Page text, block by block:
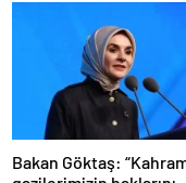
Bakan Göktaş: